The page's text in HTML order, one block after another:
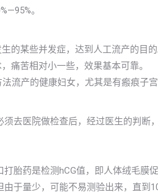
。
的某些并发症，达到人工流产的目的
痛苦相对小一些，效果基本可靠。
流产的健康妇女，尤其是有瘢痕子
去医院做检查后，经过医生的判断
胎药是检测hCG值，即人体绒毛膜
于量少，可能不易测验出来，直到